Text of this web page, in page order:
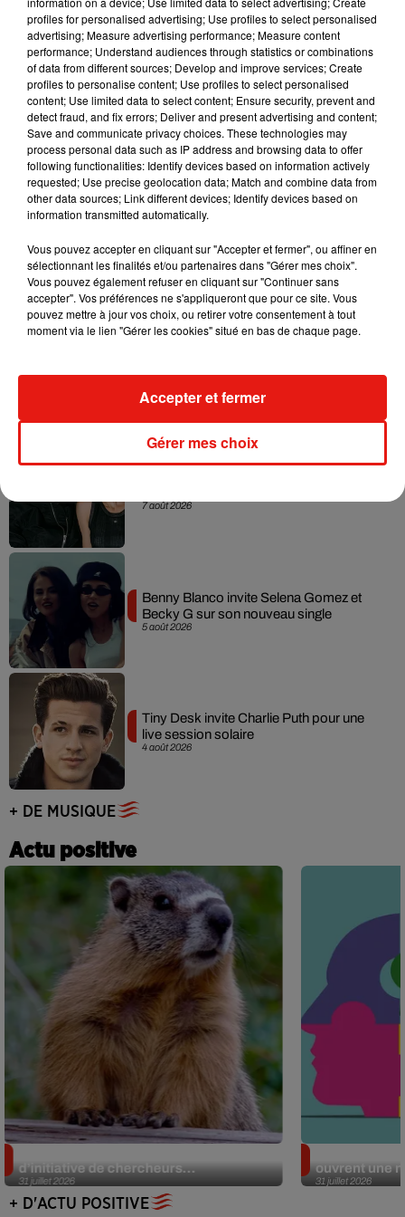
Musique
7 août 2026
Julien Lieb s’essaye à la vie de chatelain
dans son nouveau clip
7 août 2026
Sensation » avec Kylie Minogue
dansant de l’année
7 août 2026
5 août 2026
Benny Blanco invite Selena Gomez et
Becky G sur son nouveau single
4 août 2026
Tiny Desk invite Charlie Puth pour une
live session solaire
+ DE MUSIQUE
Actu positive
31 juillet 2026
d’initiative de chercheurs...
31 juillet 2026
ouvrent une
+ D'ACTU POSITIVE
profiles for personalised advertising; Use profiles to select personalised
advertising; Measure advertising performance; Measure content
performance; Understand audiences through statistics or combinations
of data from different sources; Develop and improve services; Create
profiles to personalise content; Use profiles to select personalised
content; Use limited data to select content; Ensure security, prevent and
detect fraud, and fix errors; Deliver and present advertising and content;
Save and communicate privacy choices. These technologies may
process personal data such as IP address and browsing data to offer
following functionalities: Identify devices based on information actively
requested; Use precise geolocation data; Match and combine data from
other data sources; Link different devices; Identify devices based on
information transmitted automatically.
Vous pouvez accepter en cliquant sur "Accepter et fermer", ou affiner en
sélectionnant les finalités et/ou partenaires dans "Gérer mes choix".
Vous pouvez également refuser en cliquant sur "Continuer sans
accepter". Vos préférences ne s'appliqueront que pour ce site. Vous
pouvez mettre à jour vos choix, ou retirer votre consentement à tout
moment via le lien "Gérer les cookies" situé en bas de chaque page.
Gérer mes choix
Accepter et fermer